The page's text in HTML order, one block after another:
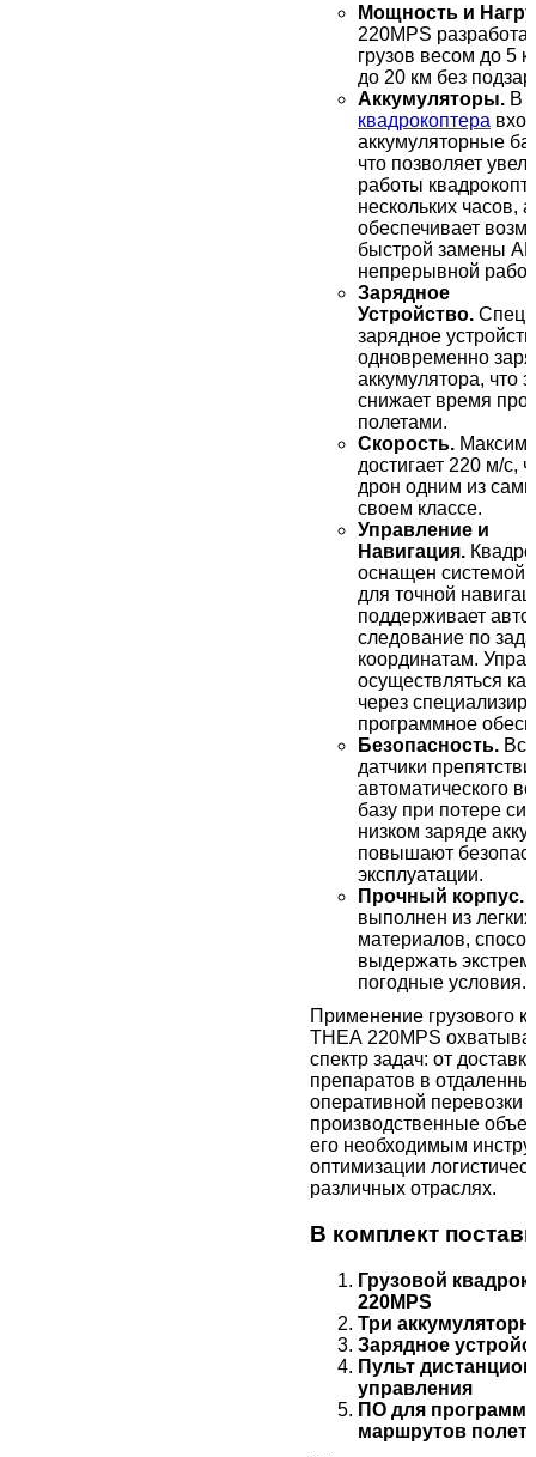
Мощность и
220MPS
грузов весом до 5
до 20 км без
Аккумуляторы. В
квадрокоптера
аккумуляторные
что позволяет
работы
нескольких часов,
обеспечивает
быстрой замены
непрерывной
Зарядное
Устройство.
зарядное
одновременно
аккумулятора, что
снижает время
полетами.
Скорость.
достигает 220 м/с,
дрон одним из
своем классе.
Управление и
Навигация.
оснащен системой
для точной
поддерживает
следование по
координатам.
осуществляться
через
программное
Безопасность.
датчики
автоматического
базу при потере
низком заряде
повышают
эксплуатации.
Прочный корпус.
выполнен из
материалов,
выдержать
погодные условия.
Применение грузового
THEA 220MPS
спектр задач: от
препаратов в
оперативной перевозки
производственные
его необходимым
оптимизации
различных отраслях.
В комплект
Грузовой
220MPS
Три
Зарядное
Пульт
управления
ПО для
маршрутов